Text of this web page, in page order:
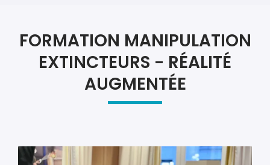
FORMATION MANIPULATION
EXTINCTEURS - RÉALITÉ
AUGMENTÉE